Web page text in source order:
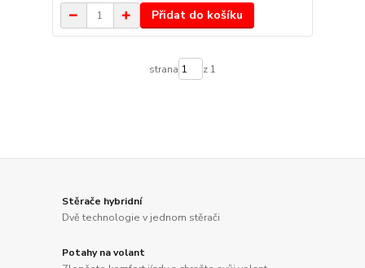
Přidat do košíku
strana z 1
Stěrače hybridní
Dvě technologie v jednom stěrači
Potahy na volant